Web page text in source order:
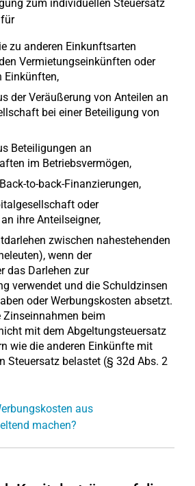
zum individuellen Steuersatz
zu anderen Einkunftsarten
Vermietungseinkünften oder
Einkünften,
der Veräußerung von Anteilen an
bei einer Beteiligung von
Beteiligungen an
im Betriebsvermögen,
to-back-Finanzierungen,
oder
ihre Anteilseigner,
zwischen nahestehenden
wenn der
das Darlehen zur
verwendet und die Schuldzinsen
oder Werbungskosten absetzt.
Zinseinnahmen beim
mit dem Abgeltungsteuersatz
wie die anderen Einkünfte mit
Steuersatz belastet (§ 32d Abs. 2
aus
machen?